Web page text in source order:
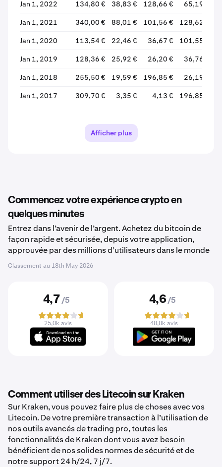
Jan 1, 2022 134,80 € 38,83 € 128,66 € 65,19 €
Jan 1, 2021 340,00 € 88,01 € 101,56 € 128,62 €
Jan 1, 2020 113,54 € 22,46 € 36,67 € 101,55 €
Jan 1, 2019 128,36 € 25,92 € 26,20 € 36,76 €
Jan 1, 2018 255,50 € 19,59 € 196,85 € 26,19 €
Jan 1, 2017 309,70 € 3,35 € 4,13 € 196,85 €
7,99 € 1,00 €
Afficher plus
Commencez votre expérience crypto en
quelques minutes
Entrez dans l’avenir de l’argent. Achetez du bitcoin de
façon rapide et sécurisée, depuis votre application,
approuvée par des millions d’utilisateurs dans le monde
Classement au 18th May 2026
4,7 /5
25,0k avis
4,6 /5
48,8k avis
Comment utiliser des Litecoin sur Kraken
Sur Kraken, vous pouvez faire plus de choses avec vos
Litecoin. De votre première transaction à l’utilisation de
nos outils avancés de trading pro, toutes les
fonctionnalités de Kraken dont vous avez besoin
bénéficient de nos solides normes de sécurité et de
notre support 24 h/24, 7 j/7.